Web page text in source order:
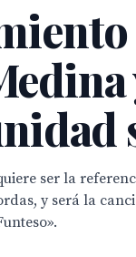
ser la
y será la